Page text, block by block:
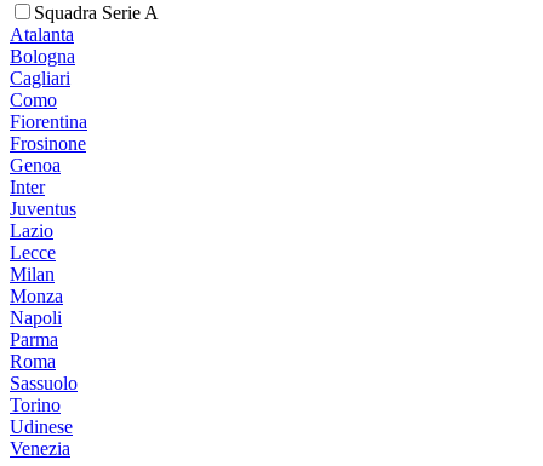
Squadra Serie A
Atalanta
Bologna
Cagliari
Como
Fiorentina
Frosinone
Genoa
Inter
Juventus
Lazio
Lecce
Milan
Monza
Napoli
Parma
Roma
Sassuolo
Torino
Udinese
Venezia